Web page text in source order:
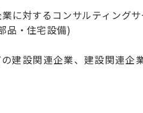
に対するコンサルティング
品・住宅設備)
建設関連企業、建設関連企